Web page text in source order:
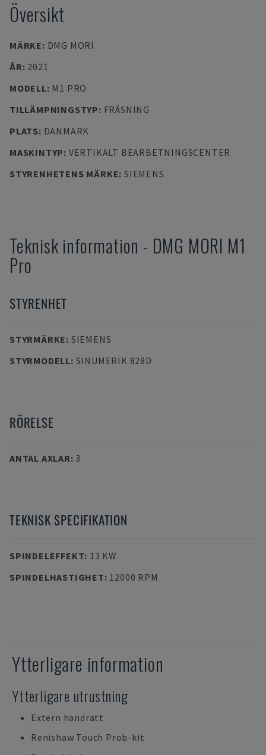
Översikt
MÄRKE: DMG MORI
ÅR: 2021
MODELL: M1 PRO
TILLÄMPNINGSTYP: FRÄSNING
PLATS: DANMARK
MASKINTYP: VERTIKALT BEARBETNINGSCENTER
STYRENHETENS MÄRKE: SIEMENS
Teknisk information - DMG MORI M1
Pro
STYRENHET
STYRMÄRKE: SIEMENS
STYRMODELL: SINUMERIK 828D
RÖRELSE
ANTAL AXLAR: 3
TEKNISK SPECIFIKATION
SPINDELEFFEKT: 13 KW
SPINDELHASTIGHET: 12000 RPM
Ytterligare information
Ytterligare utrustning
Extern handratt
Renishaw Touch Prob-kit